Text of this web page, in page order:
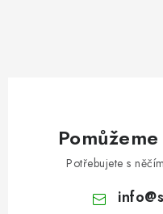
Potřebujete s
info@